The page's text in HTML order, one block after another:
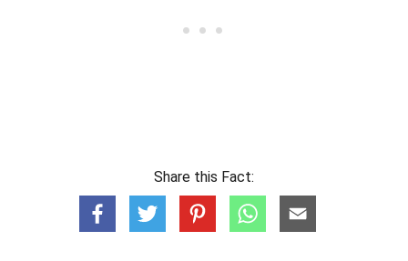
Share this Fact: